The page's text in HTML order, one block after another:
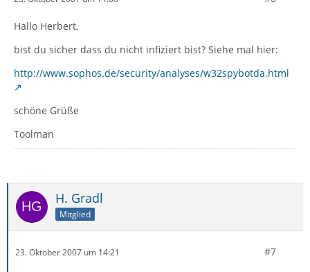
Hallo Herbert,
bist du sicher dass du nicht infiziert bist? Siehe mal hier:
http://www.sophos.de/security/analyses/w32spybotda.html
schöne Grüße
Toolman
H. Gradl
Mitglied
23. Oktober 2007 um 14:21 #7